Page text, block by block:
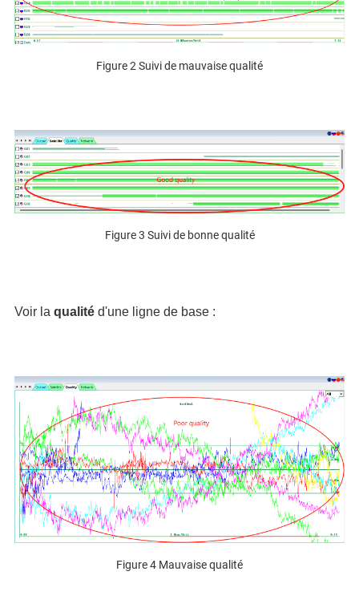
Figure 2 Suivi de mauvaise qualité
Figure 3 Suivi de bonne qualité
Voir la qualitéd'une ligne de base :
Figure 4 Mauvaise qualité